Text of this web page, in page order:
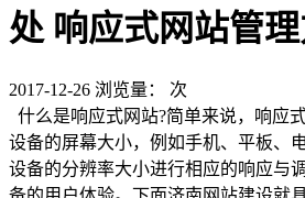
处 响应式网站管
2017-12-26 浏览量：
次
什么是响应式网站?简单来说，响应
设备的屏幕大小，例如手机、平板、
设备的分辨率大小进行相应的响应与